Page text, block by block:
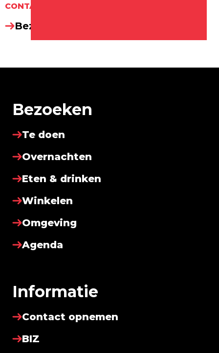
CONTACT
Bezoek website
Bezoeken
Te doen
Overnachten
Eten & drinken
Winkelen
Omgeving
Agenda
Informatie
Contact opnemen
BIZ